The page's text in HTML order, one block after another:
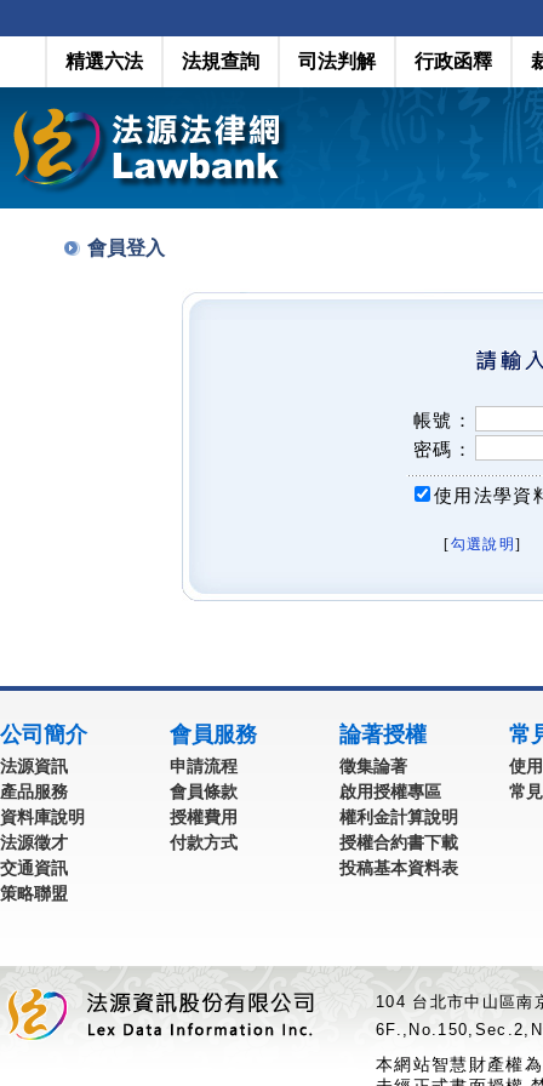
精選六法 法規查詢 司法判解 行政函釋
會員登入
帳號：
密碼：
使用法學資
[勾選說明 ]
公司簡介
法源資訊
產品服務
資料庫說明
法源徵才
交通資訊
策略聯盟
會員服務
申請流程
會員條款
授權費用
付款方式
論著授權
徵集論著
啟用授權專區
權利金計算說明
授權合約書下載
投稿基本資料表
常
使
常
104 台北市中山區
本網站智慧財產權